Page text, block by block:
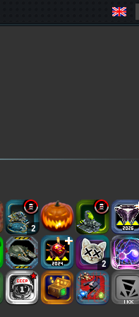
2
2